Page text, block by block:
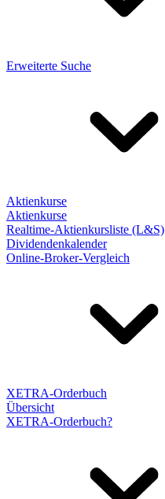
Erweiterte Suche
Aktienkurse
Aktienkurse
Realtime-Aktienkursliste (L&S)
Dividendenkalender
Online-Broker-Vergleich
XETRA-Orderbuch
Übersicht
XETRA-Orderbuch?